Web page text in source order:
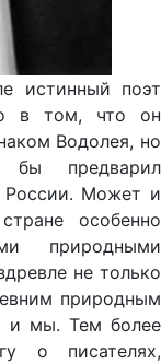
истинный поэт
в том, что он
Водолея, но
предварил
России. Может и
особенно
природными
не только
природным
и мы. Тем более
о писателях,